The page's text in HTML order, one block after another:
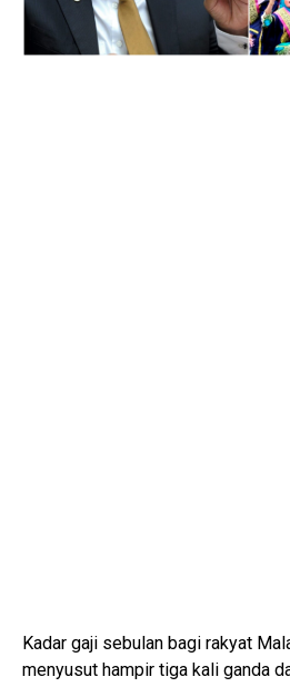
Kadar gaji sebulan bagi rakyat
menyusut hampir tiga kali ganda